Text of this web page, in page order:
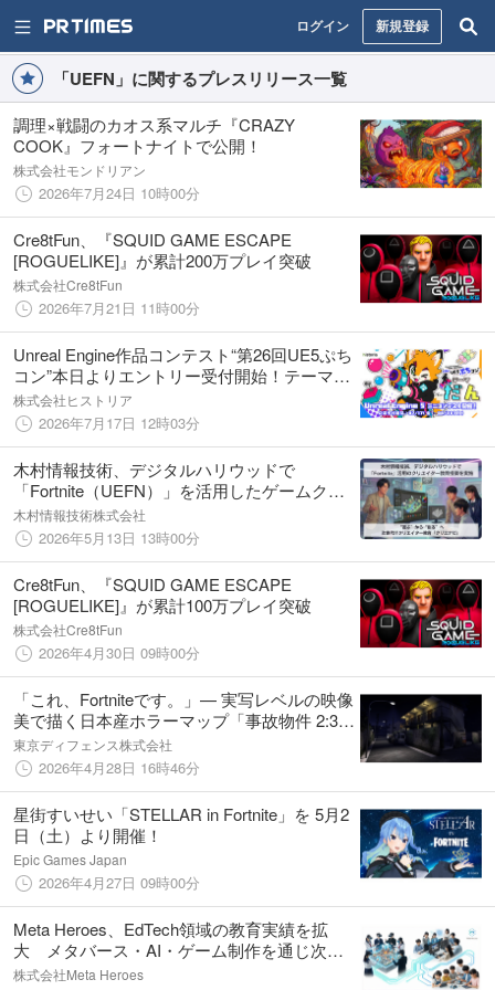
ログイン 新規登録
「UEFN」に関するプレスリリース一覧
調理×戦闘のカオス系マルチ『CRAZY
COOK』フォートナイトで公開！
株式会社モンドリアン
2026年7月24日 10時00分
Cre8tFun、『SQUID GAME ESCAPE
[ROGUELIKE]』が累計200万プレイ突破
株式会社Cre8tFun
2026年7月21日 11時00分
Unreal Engine作品コンテスト“第26回UE5ぷち
コン”本日よりエントリー受付開始！テーマは
「だん」
株式会社ヒストリア
2026年7月17日 12時03分
木村情報技術、デジタルハリウッドで
「Fortnite（UEFN）」を活用したゲームクリ
エイター教育授業を実施
木村情報技術株式会社
2026年5月13日 13時00分
Cre8tFun、『SQUID GAME ESCAPE
[ROGUELIKE]』が累計100万プレイ突破
株式会社Cre8tFun
2026年4月30日 09時00分
「これ、Fortniteです。」— 実写レベルの映像
美で描く日本産ホラーマップ「事故物件 2:33
AM」Fortnite Creativeにて好評公開中
東京ディフェンス株式会社
2026年4月28日 16時46分
星街すいせい「STELLAR in Fortnite」を 5月2
日（土）より開催！
Epic Games Japan
2026年4月27日 09時00分
Meta Heroes、EdTech領域の教育実績を拡
大 メタバース・AI・ゲーム制作を通じ次世
代デジタル人材育成を推進
株式会社Meta Heroes